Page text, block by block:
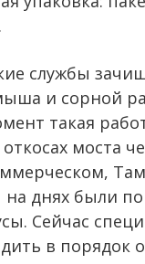
службы
и сорной
такая
моста
на днях были
Сейчас
в порядок